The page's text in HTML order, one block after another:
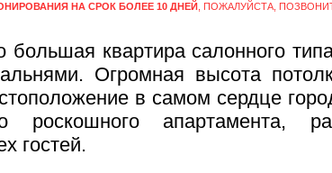
НА СРОК БОЛЕЕ 10 ДНЕЙ , ПОЖАЛУЙСТА,
квартира салонного
Огромная высота
в самом сердце
роскошного апартамента,
гостей.